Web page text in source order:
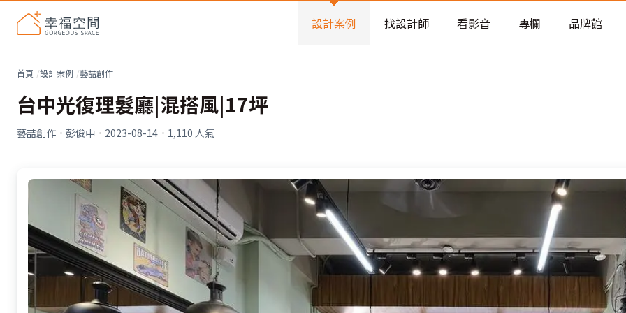
設計案例 找設計師 看影音 專欄 品牌館
首頁 設計案例 藝喆創作
台中光復理髮廳|混搭風|17坪
藝喆創作 · 彭俊中 · 2023-08-14 · 1,110 人氣